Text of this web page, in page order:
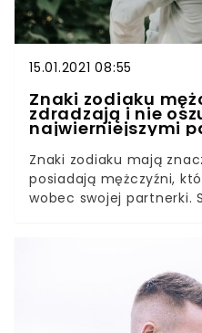
15.01.2021 08:55
Znaki zodiaku
zdradzają i nie
najwierniejszymi
Znaki zodiaku mają
posiadają mężczyźni,
wobec swojej partnerki.
spod jakiego znaku
mamy odpowiedź. Z